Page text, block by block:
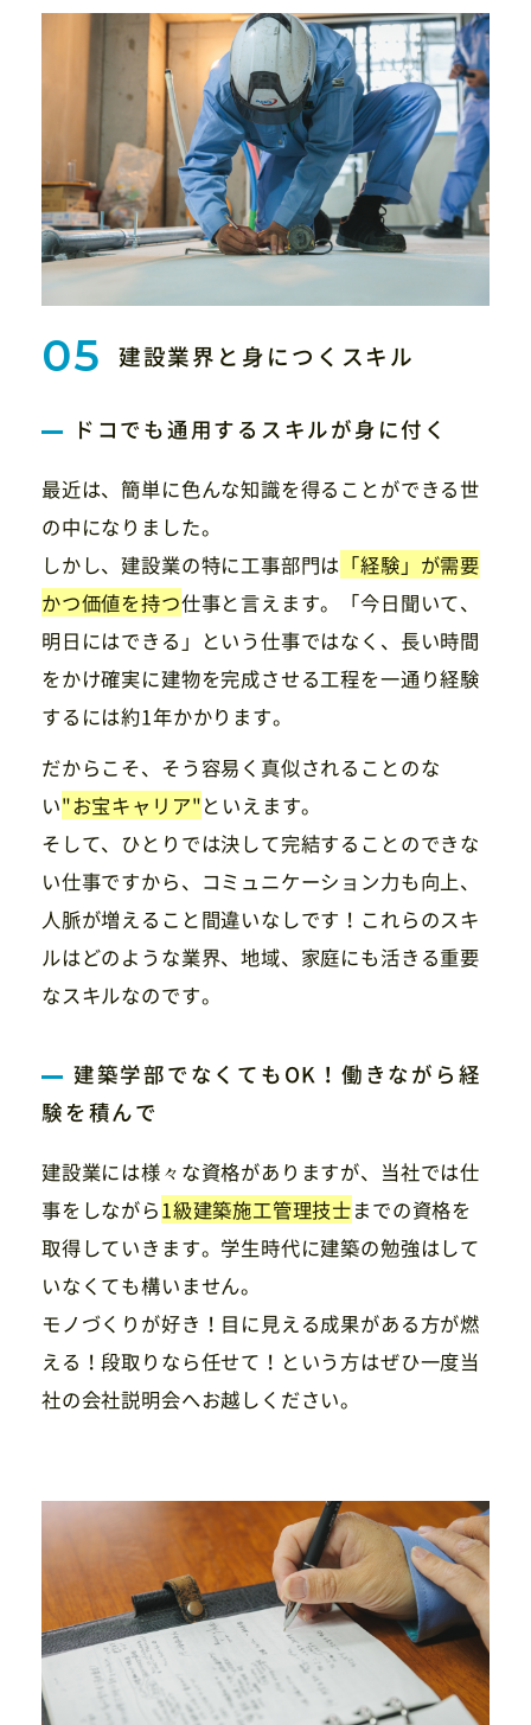
建設業界と身につくスキル
ドコでも通用するスキルが身に付く
最近は、簡単に色んな知識を得ることができる世
の中になりました。
しかし、建設業の特に工事部門は 「経験」が需要
かつ価値を持つ仕事と言えます。「今日聞いて、
明日にはできる」という仕事ではなく、長い時間
をかけ確実に建物を完成させる工程を一通り経験
するには約1年かかります。
だからこそ、そう容易く真似されることのな
い"お宝キャリア"といえます。
そして、ひとりでは決して完結することのできな
い仕事ですから、コミュニケーション力も向上、
人脈が増えること間違いなしです！これらのスキ
ルはどのような業界、地域、家庭にも活きる重要
なスキルなのです。
建築学部でなくてもOK！働きながら経
験を積んで
建設業には様々な資格がありますが、当社では仕
事をしながら 1級建築施工管理技士までの資格を
取得していきます。学生時代に建築の勉強はして
いなくても構いません。
モノづくりが好き！目に見える成果がある方が燃
える！段取りなら任せて！という方はぜひ一度当
社の会社説明会へお越しください。